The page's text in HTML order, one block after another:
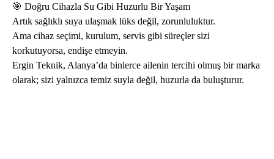
🎯 Doğru Cihazla Su Gibi Huzurlu Bir Yaşam
Artık sağlıklı suya ulaşmak lüks değil, zorunluluktur.
Ama cihaz seçimi, kurulum, servis gibi süreçler sizi
korkutuyorsa, endişe etmeyin.
Ergin Teknik, Alanya’da binlerce ailenin tercihi olmuş bir marka
olarak; sizi yalnızca temiz suyla değil, huzurla da buluşturur.